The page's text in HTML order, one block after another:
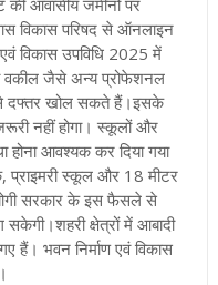
विकास परिषद से ऑनलाइन
एवं विकास उपविधि 2025 में
वकील जैसे अन्य प्रोफेशनल
दफ्तर खोल सकते हैं।इसके
नहीं होगा। स्कूलों और
होना आवश्यक कर दिया गया
प्राइमरी स्कूल और 18 मीटर
सरकार के इस फैसले से
सकेगी।शहरी क्षेत्रों में आबादी
हैं। भवन निर्माण एवं विकास